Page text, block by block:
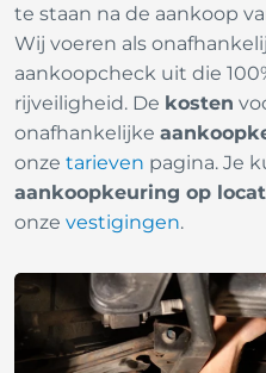
te staan na de aankoop
Wij voeren als
aankoopcheck uit die
rijveiligheid. De kosten
onafhankelijke
onzetarieven pagina. Je
aankoopkeuring op
onzevestigingen.